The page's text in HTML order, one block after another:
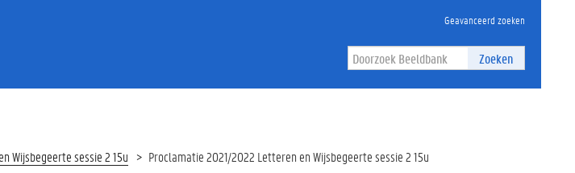
Geavanceerd zoeken
Zoeken
Wijsbegeerte sessie 2 15u Proclamatie 2021/2022 Letteren en Wijsbegeerte sessie 2 15u